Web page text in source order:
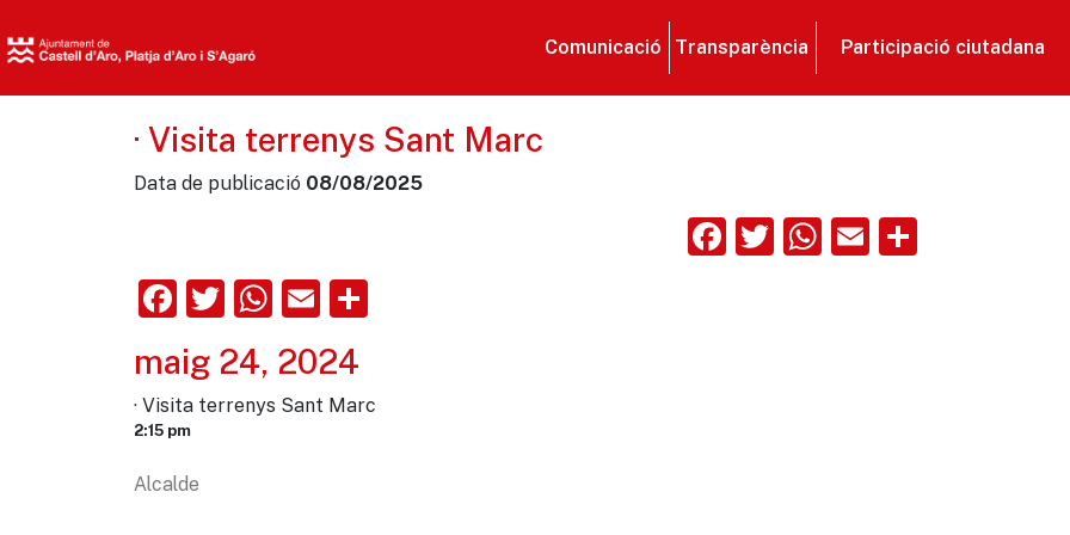
Comunicació Transparència Participació ciutadana
· Visita terrenys Sant Marc
Data de publicació 08/08/2025
Facebook
Twitter
WhatsApp
Email
Facebook
Twitter
WhatsApp
Email
maig 24, 2024
· Visita terrenys Sant Marc
2:15 pm
Alcalde